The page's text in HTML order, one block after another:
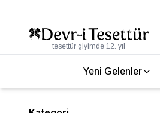
tesettür giyimde 12. yıl
Yeni Gelenler